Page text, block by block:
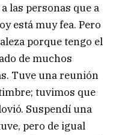
las personas que a
está muy fea. Pero
porque tengo el
de muchos
Tuve una reunión
tuvimos que
Suspendí una
pero de igual